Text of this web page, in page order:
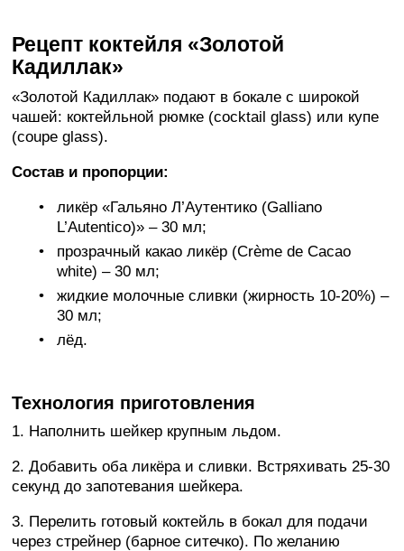
Рецепт коктейля «Золотой
Кадиллак»
«Золотой Кадиллак» подают в бокале с широкой
чашей: коктейльной рюмке (cocktail glass) или купе
(coupe glass).
Состав и пропорции:
ликёр «Гальяно Л’Аутентико (Galliano
L’Autentico)» – 30 мл;
прозрачный какао ликёр (Crème de Cacao
white) – 30 мл;
жидкие молочные сливки (жирность 10-20%) –
30 мл;
лёд.
Технология приготовления
1. Наполнить шейкер крупным льдом.
2. Добавить оба ликёра и сливки. Встряхивать 25-30
секунд до запотевания шейкера.
3. Перелить готовый коктейль в бокал для подачи
через стрейнер (барное ситечко). По желанию